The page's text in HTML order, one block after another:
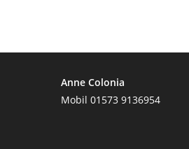
Anne Colonia
Mobil 01573 9136954